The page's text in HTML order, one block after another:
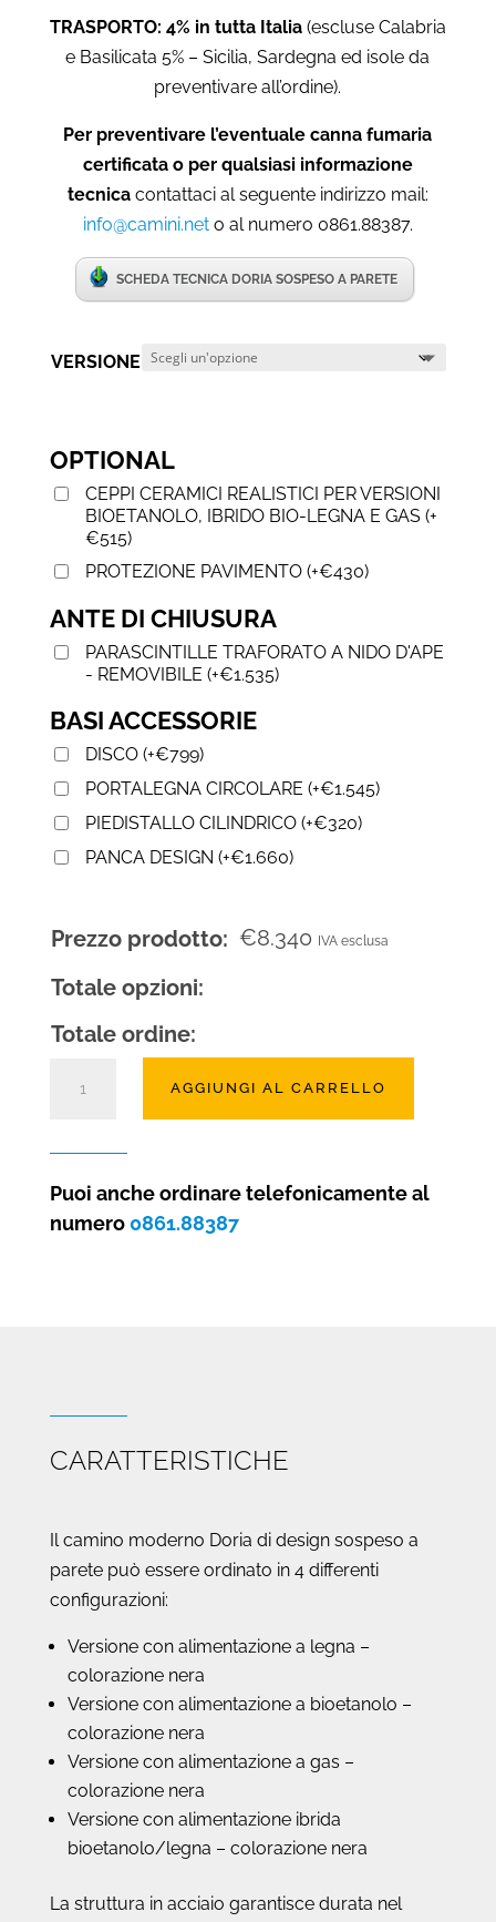
TRASPORTO: 4% in tutta Italia (escluse Calabria
e Basilicata 5% – Sicilia, Sardegna ed isole da
preventivare all’ordine).
Per preventivare l’eventuale canna fumaria
certificata o per qualsiasi informazione
tecnicacontattaci al seguente indirizzo mail:
info@camini.neto al numero 0861.88387.
SCHEDA TECNICA DORIA SOSPESO A PARETE
VERSIONE
OPTIONAL
CEPPI CERAMICI REALISTICI PER VERSIONI
BIOETANOLO, IBRIDO BIO-LEGNA E GAS (+
€515)
PROTEZIONE PAVIMENTO (+€430)
ANTE DI CHIUSURA
PARASCINTILLE TRAFORATO A NIDO D'APE
- REMOVIBILE (+€1.535)
BASI ACCESSORIE
DISCO (+€799)
PORTALEGNA CIRCOLARE (+€1.545)
PIEDISTALLO CILINDRICO (+€320)
PANCA DESIGN (+€1.660)
Prezzo prodotto: €8.340 IVA esclusa
Totale opzioni:
Totale ordine:
a
parete
AGGIUNGI AL CARRELLO
Puoi anche ordinare telefonicamente al
numero 0861.88387
CARATTERISTICHE
Il camino moderno Doria di design sospeso a
parete può essere ordinato in 4 differenti
configurazioni:
Versione con alimentazione a legna –
colorazione nera
Versione con alimentazione a bioetanolo –
colorazione nera
Versione con alimentazione a gas –
colorazione nera
Versione con alimentazione ibrida
bioetanolo/legna – colorazione nera
La struttura in acciaio garantisce durata nel